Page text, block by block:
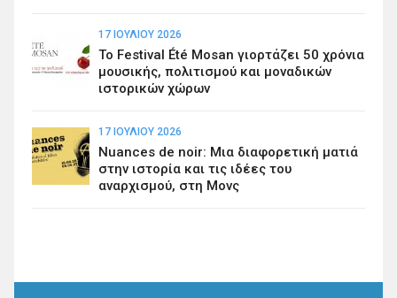
17 ΙΟΥΛΊΟΥ 2026
Το Festival Été Mosan γιορτάζει 50 χρόνια
μουσικής, πολιτισμού και μοναδικών
ιστορικών χώρων
17 ΙΟΥΛΊΟΥ 2026
Nuances de noir: Μια διαφορετική ματιά
στην ιστορία και τις ιδέες του
αναρχισμού, στη Μονς